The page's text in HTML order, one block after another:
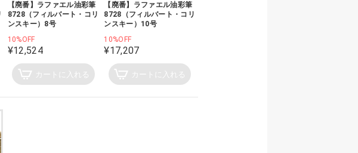
【廃番】ラファエル油彩筆
8728（フィルバート・コリ
ンスキー）8号
10%OFF
¥12,524
カートに入れる
【廃番】ラファエル油彩筆
8728（フィルバート・コリ
ンスキー）10号
10%OFF
¥17,207
カートに入れる